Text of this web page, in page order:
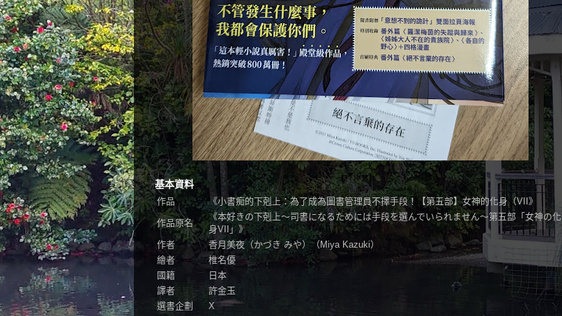
基本資料
作品 《小書痴的下剋上：為了成為圖書管理員不擇手段！【第五部】女神的化身（VII》
作品原名
《本好きの下剋上〜司書になるためには手段を選んでいられません〜第五部「女神の化
身VII」》
作者
香月美夜（かづき みや）（Miya Kazuki）
繪者
椎名優
國籍
日本
譯者
許金玉
選書企劃
X